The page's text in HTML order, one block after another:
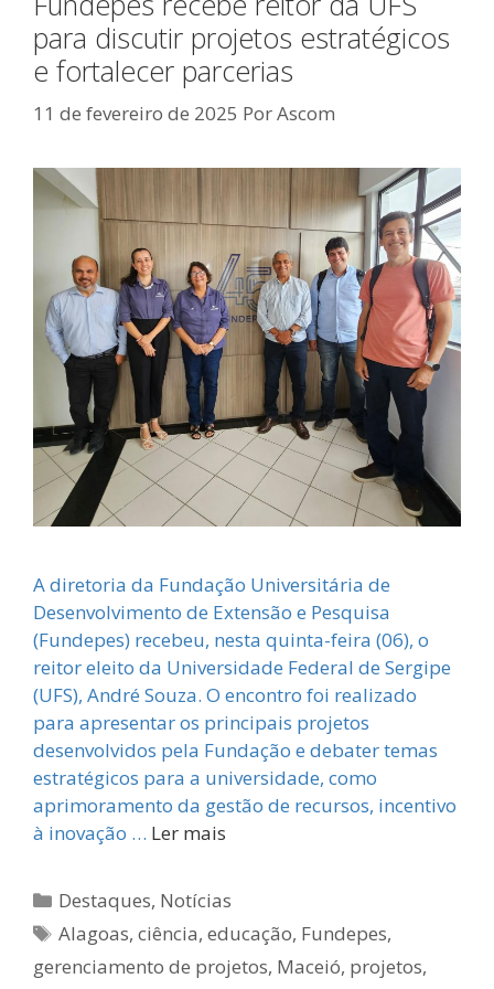
para discutir projetos estratégicos
e fortalecer parcerias
11 de fevereiro de 2025 PorAscom
A diretoria da Fundação Universitária de
Desenvolvimento de Extensão e Pesquisa
(Fundepes) recebeu, nesta quinta-feira (06), o
reitor eleito da Universidade Federal de Sergipe
(UFS), André Souza. O encontro foi realizado
para apresentar os principais projetos
desenvolvidos pela Fundação e debater temas
estratégicos para a universidade, como
aprimoramento da gestão de recursos, incentivo
à inovação … Ler mais
Categorias
Destaques, Notícias
Tags
Alagoas,ciência,educação, Fundepes,
gerenciamento de projetos, Maceió, projetos,